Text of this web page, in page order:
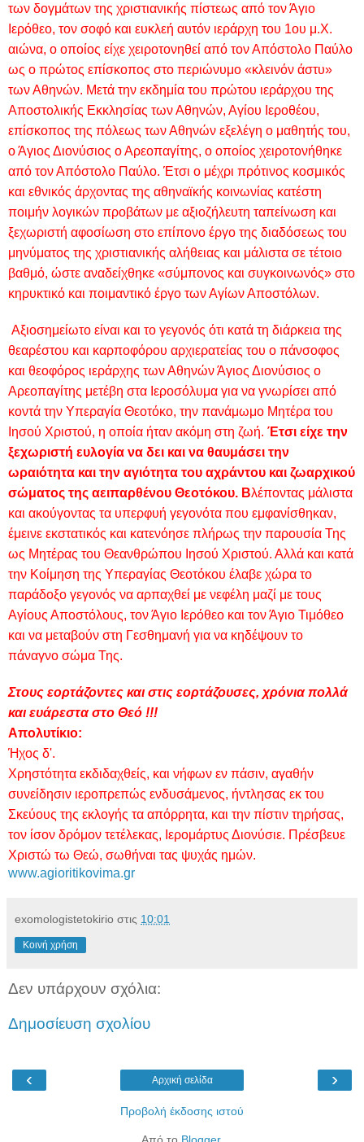
των δογμάτων της χριστιανικής πίστεως από τον Άγιο
Ιερόθεο, τον σοφό και ευκλεή αυτόν ιεράρχη του 1ου μ.Χ.
αιώνα, ο οποίος είχε χειροτονηθεί από τον Απόστολο Παύλο
ως ο πρώτος επίσκοπος στο περιώνυμο «κλεινόν άστυ»
των Αθηνών. Μετά την εκδημία του πρώτου ιεράρχου της
Αποστολικής Εκκλησίας των Αθηνών, Αγίου Ιεροθέου,
επίσκοπος της πόλεως των Αθηνών εξελέγη ο μαθητής του,
ο Άγιος Διονύσιος ο Αρεοπαγίτης, ο οποίος χειροτονήθηκε
από τον Απόστολο Παύλο. Έτσι ο μέχρι πρότινος κοσμικός
και εθνικός άρχοντας της αθηναϊκής κοινωνίας κατέστη
ποιμήν λογικών προβάτων με αξιοζήλευτη ταπείνωση και
ξεχωριστή αφοσίωση στο επίπονο έργο της διαδόσεως του
μηνύματος της χριστιανικής αλήθειας και μάλιστα σε τέτοιο
βαθμό, ώστε αναδείχθηκε «σύμπονος και συγκοινωνός» στο
κηρυκτικό και ποιμαντικό έργο των Αγίων Αποστόλων.
Αξιοσημείωτο είναι και το γεγονός ότι κατά τη διάρκεια της
θεαρέστου και καρποφόρου αρχιερατείας του ο πάνσοφος
και θεοφόρος ιεράρχης των Αθηνών Άγιος Διονύσιος ο
Αρεοπαγίτης μετέβη στα Ιεροσόλυμα για να γνωρίσει από
κοντά την Υπεραγία Θεοτόκο, την πανάμωμο Μητέρα του
Ιησού Χριστού, η οποία ήταν ακόμη στη ζωή. Έτσι είχε την
ξεχωριστή ευλογία να δει και να θαυμάσει την
ωραιότητα και την αγιότητα του αχράντου και ζωαρχικού
σώματος της αειπαρθένου Θεοτόκου. Βλέποντας μάλιστα
και ακούγοντας τα υπερφυή γεγονότα που εμφανίσθηκαν,
έμεινε εκστατικός και κατενόησε πλήρως την παρουσία Της
ως Μητέρας του Θεανθρώπου Ιησού Χριστού. Αλλά και κατά
την Κοίμηση της Υπεραγίας Θεοτόκου έλαβε χώρα το
παράδοξο γεγονός να αρπαχθεί με νεφέλη μαζί με τους
Αγίους Αποστόλους, τον Άγιο Ιερόθεο και τον Άγιο Τιμόθεο
και να μεταβούν στη Γεσθημανή για να κηδέψουν το
πάναγνο σώμα Της.
Στους εορτάζοντες και στις εορτάζουσες, χρόνια πολλά
και ευάρεστα στο Θεό !!!
Απολυτίκιο:
Ήχος δ'.
Χρηστότητα εκδιδαχθείς, και νήφων εν πάσιν, αγαθήν
συνείδησιν ιεροπρεπώς ενδυσάμενος, ήντλησας εκ του
Σκεύους της εκλογής τα απόρρητα, και την πίστιν τηρήσας,
τον ίσον δρόμον τετέλεκας, Ιερομάρτυς Διονύσιε. Πρέσβευε
Χριστώ τω Θεώ, σωθήναι τας ψυχάς ημών.
www.agioritikovima.gr
exomologistetokirio στις 10:01
Κοινή χρήση
Δεν υπάρχουν σχόλια:
Δημοσίευση σχολίου
‹ ›
Αρχική σελίδα
Προβολή έκδοσης ιστού
Από το Blogger.